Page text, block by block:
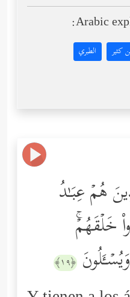
Arabic
كثير الطبري
هُمۡ عِبَـٰدُ
خَلۡقَهُمۡۚ
﴿١٩﴾